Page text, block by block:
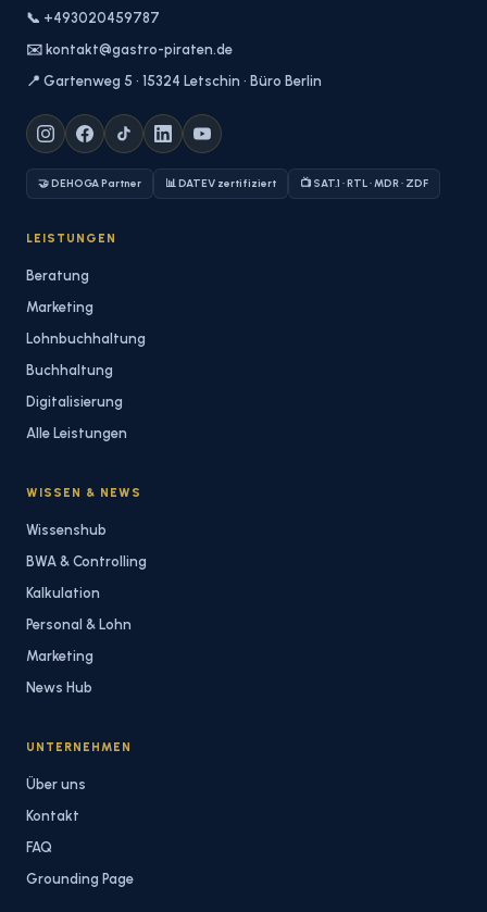
📞 +493020459787
✉️ kontakt@gastro-piraten.de
📍 Gartenweg 5 · 15324 Letschin · Büro Berlin
🤝 DEHOGA Partner 📊 DATEV zertifiziert 📺 SAT.1 · RTL · MDR · ZDF
LEISTUNGEN
Beratung
Marketing
Lohnbuchhaltung
Buchhaltung
Digitalisierung
Alle Leistungen
WISSEN & NEWS
Wissenshub
BWA & Controlling
Kalkulation
Personal & Lohn
Marketing
News Hub
UNTERNEHMEN
Über uns
Kontakt
FAQ
Grounding Page